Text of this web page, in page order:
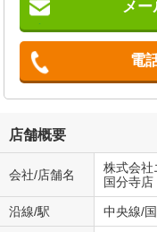
メー
電
店舗概要
会社/店舗名
株式会社
国分寺店
沿線/駅 中央線/